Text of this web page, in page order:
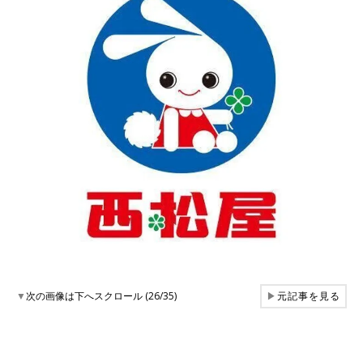
▼次の画像は下へスクロール (26/35) ▶元記事を見る